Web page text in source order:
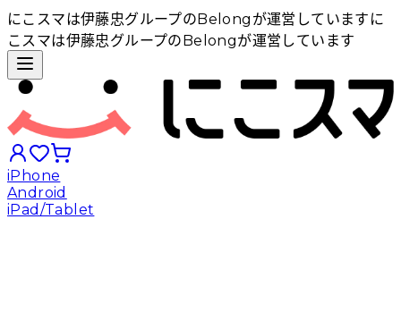
にこスマは伊藤忠グループのBelongが運営しています に
こスマは伊藤忠グループのBelongが運営しています
iPhone
Android
iPad/Tablet